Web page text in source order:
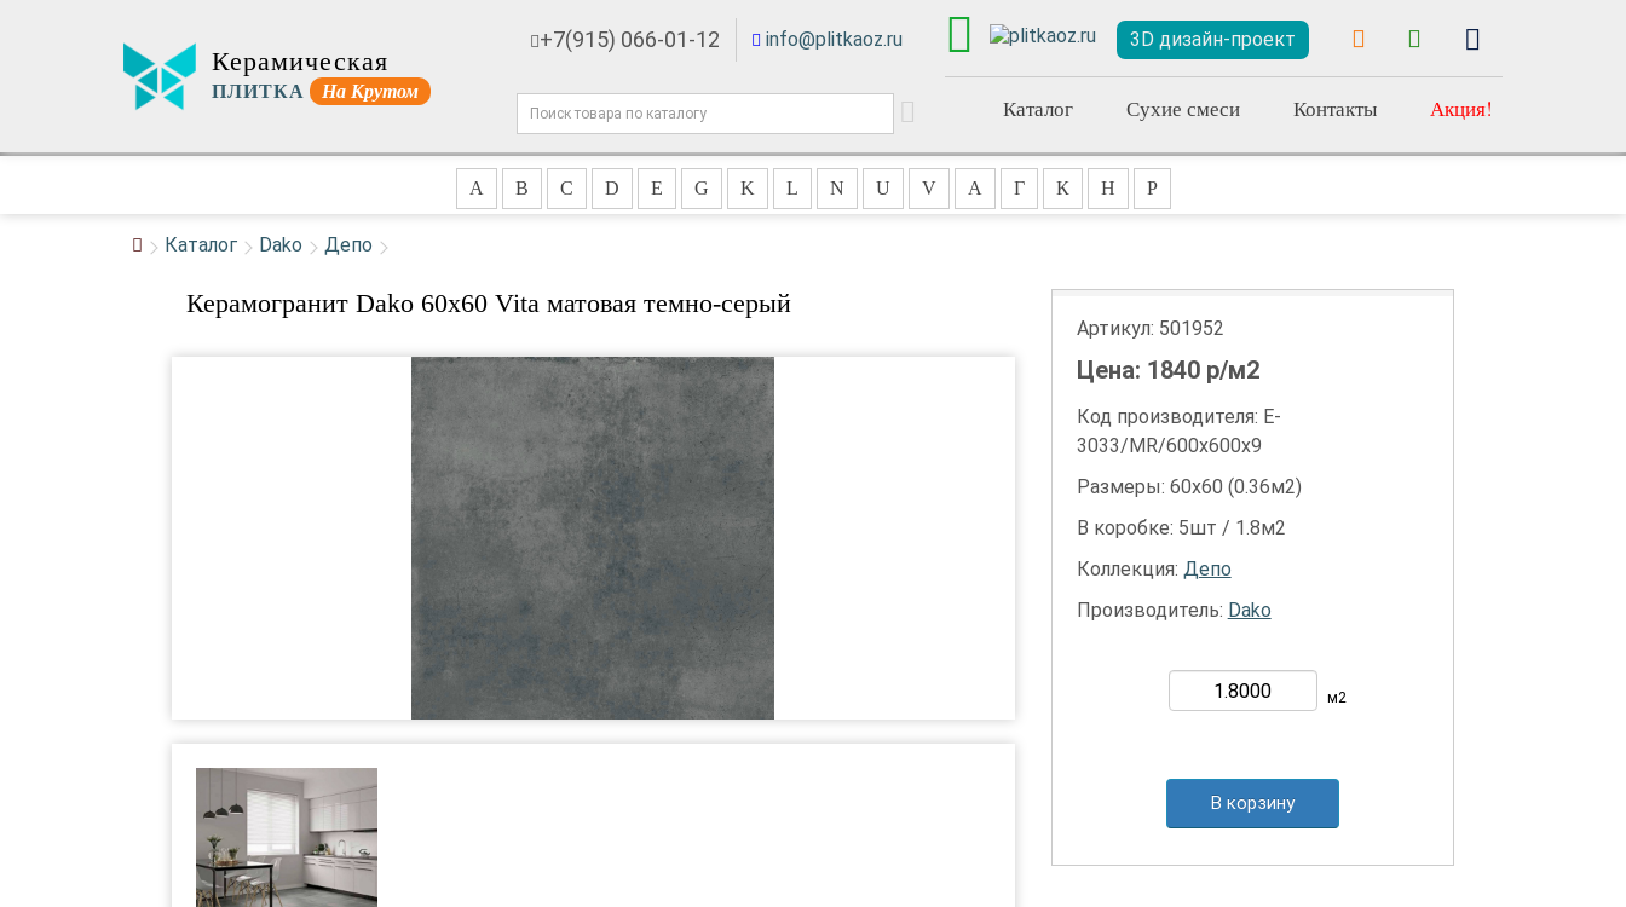
Керамическая
ПЛИТКА На Крутом
+7(915) 066-01-12 info@plitkaoz.ru 3D дизайн-проект
Каталог Сухие смеси Контакты Акция!
A B C D E G K L N U V А Г К Н Р
Каталог Dako Депо
Керамогранит Dako 60x60 Vita матовая темно-серый
Артикул: 501952
Цена: 1840р/м2
Код производителя: E-
3033/MR/600x600x9
Размеры: 60х60 (0.36м2)
В коробке: 5шт / 1.8м2
Коллекция: Депо
Производитель: Dako
м2
В корзину